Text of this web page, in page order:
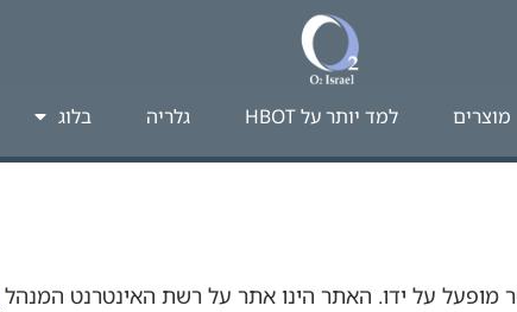
מוצרים למד יותר על HBOT​ גלריה בלוג